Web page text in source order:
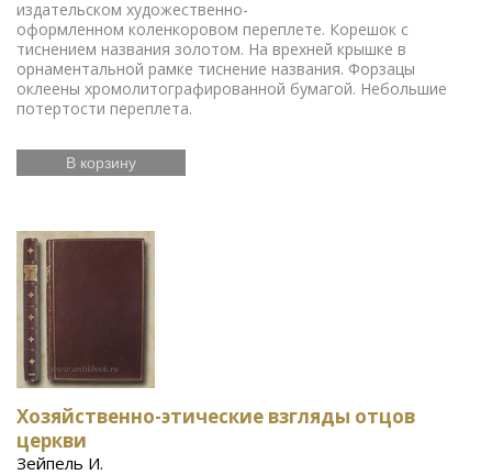
издательском художественно-
оформленном коленкоровом переплете. Корешок с
тиснением названия золотом. На врехней крышке в
орнаментальной рамке тиснение названия. Форзацы
оклеены хромолитографированной бумагой. Небольшие
потертости переплета.
В корзину
Хозяйственно-этические взгляды отцов
церкви
Зейпель И.